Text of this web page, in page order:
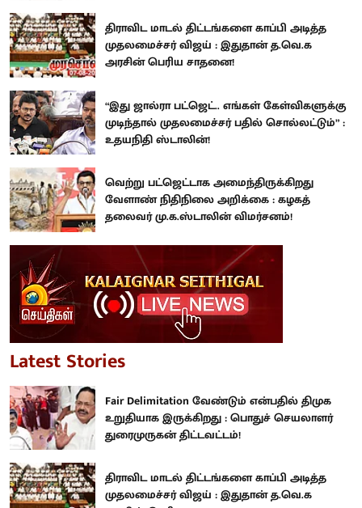
திராவிட மாடல் திட்டங்களை காப்பி அடித்த
முதலமைச்சர் விஜய் : இதுதான் த.வெ.க
அரசின் பெரிய சாதனை!
“இது ஜால்ரா பட்ஜெட்.. எங்கள் கேள்விகளுக்கு
முடிந்தால் முதலமைச்சர் பதில் சொல்லட்டும்” :
உதயநிதி ஸ்டாலின்!
வெற்று பட்ஜெட்டாக அமைந்திருக்கிறது
வேளாண் நிதிநிலை அறிக்கை : கழகத்
தலைவர் மு.க.ஸ்டாலின் விமர்சனம்!
Latest Stories
Fair Delimitation வேண்டும் என்பதில் திமுக
உறுதியாக இருக்கிறது : பொதுச் செயலாளர்
துரைமுருகன் திட்டவட்டம்!
திராவிட மாடல் திட்டங்களை காப்பி அடித்த
முதலமைச்சர் விஜய் : இதுதான் த.வெ.க